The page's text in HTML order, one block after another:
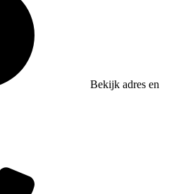
Bekijk adres en